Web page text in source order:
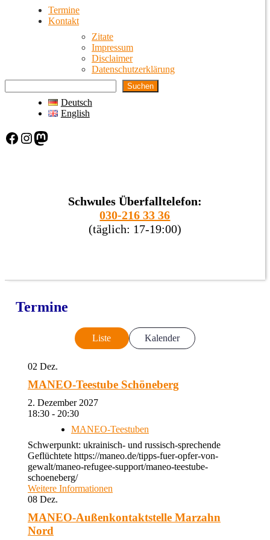
Termine
Kontakt
Zitate
Impressum
Disclaimer
Datenschutzerklärung
Suchen
Deutsch
English
Facebook Instagram Mastodon
Schwules Überfalltelefon:
030-216 33 36
(täglich: 17-19:00)
Termine
Liste Kalender
02 Dez.
MANEO-Teestube Schöneberg
2. Dezember 2027
18:30 - 20:30
MANEO-Teestuben
Schwerpunkt: ukrainisch- und russisch-sprechende
Geflüchtete https://maneo.de/tipps-fuer-opfer-von-
gewalt/maneo-refugee-support/maneo-teestube-
schoeneberg/
Weitere Informationen
08 Dez.
MANEO-Außenkontaktstelle Marzahn
Nord